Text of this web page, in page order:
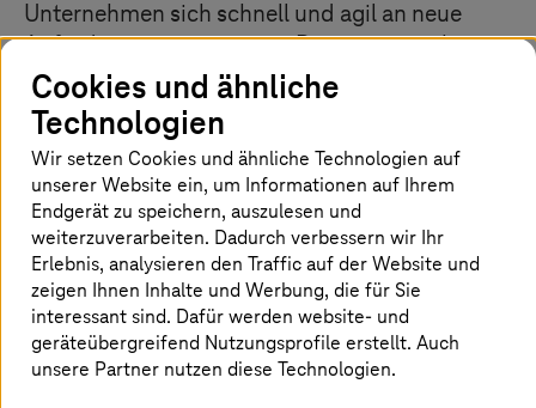
Unternehmen sich schnell und agil an neue
Anforderungen anpassen. Deswegen rücken
wir hier die Themen in den Fokus, die Ihr
Business gerade am meisten beeinflussen.
Lassen Sie sich inspirieren, wie Digitalisierung
Sie jetzt und in Zukunft voranbringt – etwa wie
Sie den Wandel zu einem KI-gestützten
Unternehmen vorbereiten, das volle Potenzial
der Cloud ausschöpfen oder mit innovativen
Technologien den ökologischen Fußabdruck
reduzieren.
Cookies und ähnliche
Technologien
Wir setzen Cookies und ähnliche Technologien auf
unserer Website ein, um Informationen auf Ihrem
Endgerät zu speichern, auszulesen und
weiterzuverarbeiten. Dadurch verbessern wir Ihr
Erlebnis, analysieren den Traffic auf der Website und
zeigen Ihnen Inhalte und Werbung, die für Sie
interessant sind. Dafür werden website- und
geräteübergreifend Nutzungsprofile erstellt. Auch
unsere Partner nutzen diese Technologien.